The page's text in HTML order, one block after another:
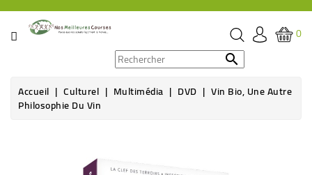
CATÉGORIE
ÉPICERIE
0

Accueil Culturel Multimédia DVD Vin Bio, Une Autre
Philosophie Du Vin